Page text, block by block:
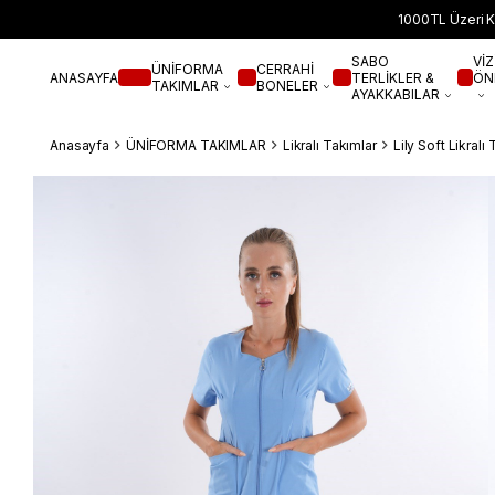
1000TL Üzeri
ANASAYFA
ÜNİFORMA
TAKIMLAR
CERRAHİ
BONELER
SABO
TERLİKLER &
AYAKKABILAR
Anasayfa ÜNİFORMA TAKIMLAR Likralı Takımlar Lily Soft Likralı